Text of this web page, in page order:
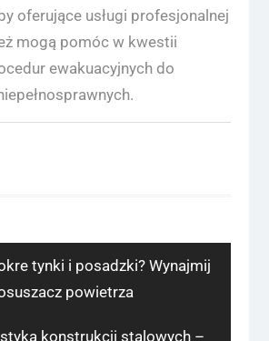
oferujące usługi profesjonalnej
mogą pomóc w kwestii
ewakuacyjnych do
tynki i posadzki? Wynajmij
powietrza
konstrukcji stalowych –